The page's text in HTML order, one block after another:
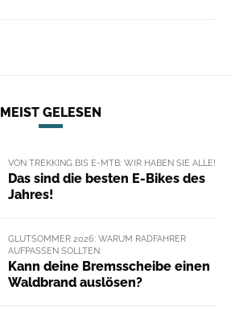
MEIST GELESEN
VON TREKKING BIS E-MTB: WIR HABEN SIE ALLE!
Das sind die besten E-Bikes des
Jahres!
GLUTSOMMER 2026: WARUM RADFAHRER
AUFPASSEN SOLLTEN
Kann deine Bremsscheibe einen
Waldbrand auslösen?